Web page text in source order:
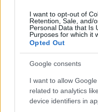
I want to opt-out of
Retention, Sale, and/
Personal Data that Is
Purposes for which it
Opted Out
Google consents
I want to allow
related to analytics
device identifiers in